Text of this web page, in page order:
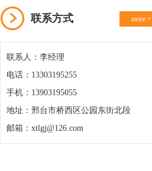
联系方式 more +
联系人：李经理
电话：13303195255
手机：13903195055
地址：邢台市桥西区公园东街北段
邮箱：xtlgj@126.com